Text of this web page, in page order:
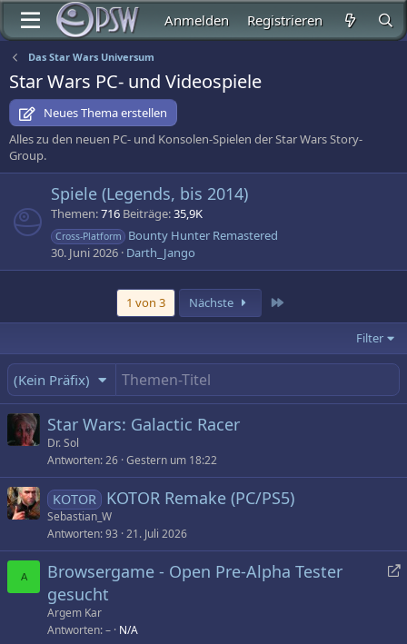
Anmelden Registrieren
Das Star Wars Universum
Star Wars PC- und Videospiele
Neues Thema erstellen
Alles zu den neuen PC- und Konsolen-Spielen der Star Wars Story-
Group.
Spiele (Legends, bis 2014)
Themen 716 Beiträge 35,9K
Cross-Platform
Bounty Hunter Remastered
30. Juni 2026 Darth_Jango
1 von 3 Nächste
Filter
(Kein Präfix)
Star Wars: Galactic Racer
Dr. Sol
Antworten 26 Gestern um 18:22
KOTOR KOTOR Remake (PC/PS5)
Sebastian_W
Antworten 93 21. Juli 2026
A
Browsergame - Open Pre-Alpha Tester
gesucht
Argem Kar
Antworten – N/A